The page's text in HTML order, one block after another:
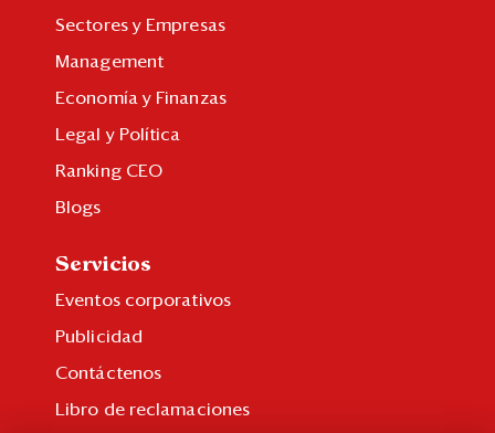
Sectores y Empresas
Management
Economía y Finanzas
Legal y Política
Ranking CEO
Blogs
Servicios
Eventos corporativos
Publicidad
Contáctenos
Libro de reclamaciones